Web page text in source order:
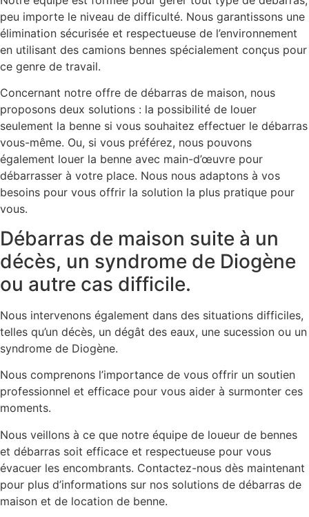
peu importe le niveau de difficulté. Nous garantissons une
élimination sécurisée et respectueuse de l’environnement
en utilisant des camions bennes spécialement conçus pour
ce genre de travail.
Concernant notre offre de débarras de maison, nous
proposons deux solutions : la possibilité de louer
seulement la benne si vous souhaitez effectuer le débarras
vous-même. Ou, si vous préférez, nous pouvons
également louer la benne avec main-d’œuvre pour
débarrasser à votre place. Nous nous adaptons à vos
besoins pour vous offrir la solution la plus pratique pour
vous.
Débarras de maison suite à un
décès, un syndrome de Diogène
ou autre cas difficile.
Nous intervenons également dans des situations difficiles,
telles qu’un décès, un dégât des eaux, une sucession ou un
syndrome de Diogène.
Nous comprenons l’importance de vous offrir un soutien
professionnel et efficace pour vous aider à surmonter ces
moments.
Nous veillons à ce que notre équipe de loueur de bennes
et débarras soit efficace et respectueuse pour vous
évacuer les encombrants. Contactez-nous dès maintenant
pour plus d’informations sur nos solutions de débarras de
maison et de location de benne.